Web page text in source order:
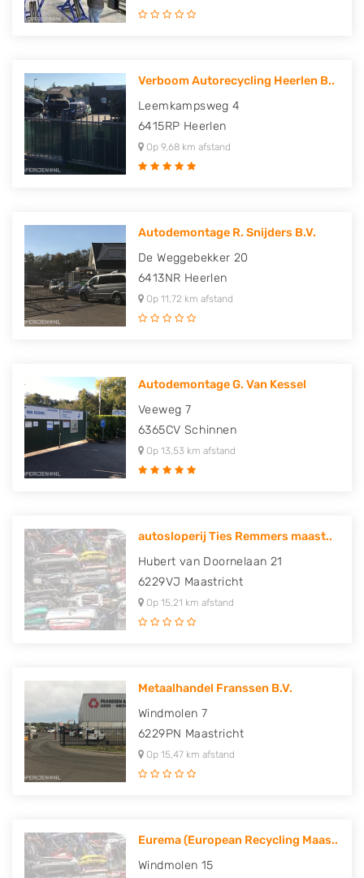
Verboom Autorecycling Heerlen B..
Leemkampsweg 4
6415RP Heerlen
Op 9,68 km afstand
Autodemontage R. Snijders B.V.
De Weggebekker 20
6413NR Heerlen
Op 11,72 km afstand
Autodemontage G. Van Kessel
Veeweg 7
6365CV Schinnen
Op 13,53 km afstand
autosloperij Ties Remmers maast..
Hubert van Doornelaan 21
6229VJ Maastricht
Op 15,21 km afstand
Metaalhandel Franssen B.V.
Windmolen 7
6229PN Maastricht
Op 15,47 km afstand
Eurema (European Recycling Maas..
Windmolen 15